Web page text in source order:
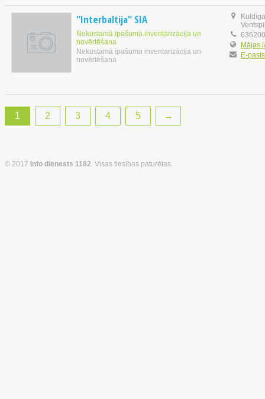
"Interbaltija" SIA
Nekustamā īpašuma inventarizācija un
novērtēšana
Nekustamā īpašuma inventarizācija un
novērtēšana
Mājas
E-pasts
1 2 3 4 5 →
© 2017 Info dienests 1182. Visas tiesības paturētas.